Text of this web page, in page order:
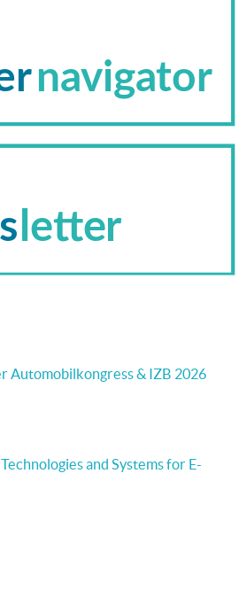
Automobilkongress & IZB 2026
and Systems for E-